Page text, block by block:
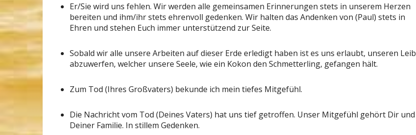
Er/Sie wird uns fehlen. Wir werden alle gemeinsamen Erinnerungen stets in unserem Herzen
bereiten und ihm/ihr stets ehrenvoll gedenken. Wir halten das Andenken von (Paul) stets in
Ehren und stehen Euch immer unterstützend zur Seite.
Sobald wir alle unsere Arbeiten auf dieser Erde erledigt haben ist es uns erlaubt, unseren Leib
abzuwerfen, welcher unsere Seele, wie ein Kokon den Schmetterling, gefangen hält.
Zum Tod (Ihres Großvaters) bekunde ich mein tiefes Mitgefühl.
Die Nachricht vom Tod (Deines Vaters) hat uns tief getroffen. Unser Mitgefühl gehört Dir und
Deiner Familie. In stillem Gedenken.